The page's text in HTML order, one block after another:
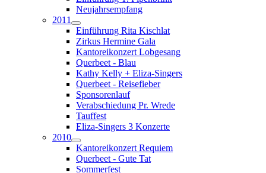
Neujahrsempfang
2011
Einführung Rita Kischlat
Zirkus Hermine Gala
Kantoreikonzert Lobgesang
Querbeet - Blau
Kathy Kelly + Eliza-Singers
Querbeet - Reisefieber
Sponsorenlauf
Verabschiedung Pr. Wrede
Tauffest
Eliza-Singers 3 Konzerte
2010
Kantoreikonzert Requiem
Querbeet - Gute Tat
Sommerfest